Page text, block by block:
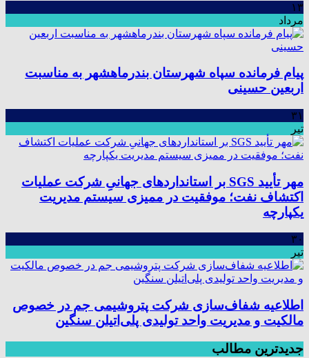
۱۳
مرداد
پیام فرمانده سپاه شهرستان بندرماهشهر به مناسبت
اربعین حسینی
۳۱
تیر
مهر تأیید SGS بر استانداردهای جهانیِ شرکت عملیات
اکتشاف نفت؛ موفقیت در ممیزی سیستم مدیریت
یکپارچه
۳۰
تیر
اطلاعیه شفاف‌سازی شرکت پتروشیمی جم در خصوص
مالکیت و مدیریت واحد تولیدی پلی‌اتیلن سنگین
جدیدترین مطالب